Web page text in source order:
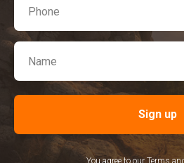
Sign up
You agree to our Terms